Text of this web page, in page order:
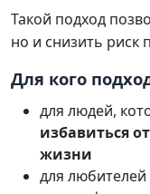
Такой подход
но и снизить риск
Для кого
для людей,
избавиться
жизни
для любителей